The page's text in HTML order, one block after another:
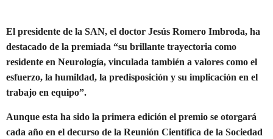
El presidente de la SAN, el doctor Jesús Romero Imbroda, ha
destacado de la premiada “su brillante trayectoria como
residente en Neurología, vinculada también a valores como el
esfuerzo, la humildad, la predisposición y su implicación en el
trabajo en equipo”.
Aunque esta ha sido la primera edición el premio se otorgará
cada año en el decurso de la Reunión Científica de la Sociedad